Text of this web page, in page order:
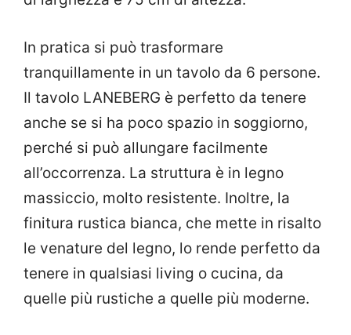
In pratica si può trasformare
tranquillamente in un tavolo da 6 persone.
Il tavolo LANEBERG è perfetto da tenere
anche se si ha poco spazio in soggiorno,
perché si può allungare facilmente
all’occorrenza. La struttura è in legno
massiccio, molto resistente. Inoltre, la
finitura rustica bianca, che mette in risalto
le venature del legno, lo rende perfetto da
tenere in qualsiasi living o cucina, da
quelle più rustiche a quelle più moderne.